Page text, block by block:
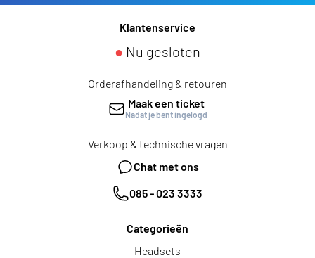
Klantenservice
● Nu gesloten
Orderafhandeling & retouren
Maak een ticket
Nadat je bent ingelogd
Verkoop & technische vragen
Chat met ons
085 - 023 3333
Categorieën
Headsets